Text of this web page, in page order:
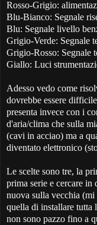
Rosso-Grigio:
Blu-Bianco: Segnale
Blu: Segnale livello
Grigio-Verde: Segnale
Grigio-Rosso: Segnale
Giallo: Luci
Adesso vedo come
dovrebbe essere
presenta invece con i
d'aria/clima che sulla
(cavi in acciao) ma a
diventato elettronico
Le scelte sono tre, la
prima serie e cercare in
nuova sulla vecchia (mi
quella di installare tutta
non sono pazzo fino a